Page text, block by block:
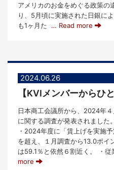
アメリカのお金をめぐる政策の
り、5月頃に実施された日銀に
も1ヶ月た … Read more
2024.06.26
日本商工会議所から、2024年
に関する調査が発表されました
・2024年度に「賃上げを実施
を超え、１月調査から13.0ポイ
は59.1％と依然６割近く。 ・
more